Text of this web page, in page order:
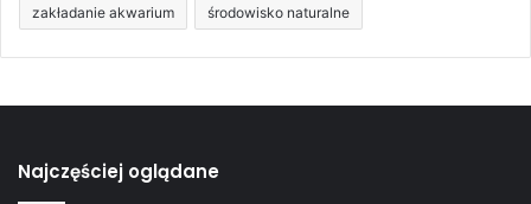
zakładanie akwarium środowisko naturalne
Najczęściej oglądane